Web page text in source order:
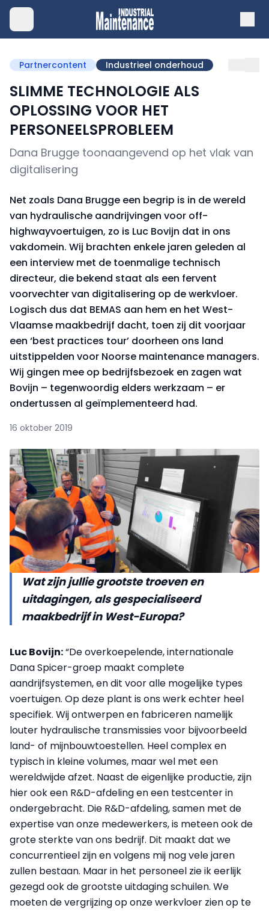
Partnercontent Industrieel onderhoud
SLIMME TECHNOLOGIE ALS
OPLOSSING VOOR HET
PERSONEELSPROBLEEM
Dana Brugge toonaangevend op het vlak van
digitalisering
Net zoals Dana Brugge een begrip is in de wereld
van hydraulische aandrijvingen voor off-
highwayvoertuigen, zo is Luc Bovijn dat in ons
vakdomein. Wij brachten enkele jaren geleden al
een interview met de toenmalige technisch
directeur, die bekend staat als een fervent
voorvechter van digitalisering op de werkvloer.
Logisch dus dat BEMAS aan hem en het West-
Vlaamse maakbedrijf dacht, toen zij dit voorjaar
een ‘best practices tour’ doorheen ons land
uitstippelden voor Noorse maintenance managers.
Wij gingen mee op bedrijfsbezoek en zagen wat
Bovijn – tegenwoordig elders werkzaam – er
ondertussen al geïmplementeerd had.
16 oktober 2019
Wat zijn jullie grootste troeven en
uitdagingen, als gespecialiseerd
maakbedrijf in West-Europa?
Luc Bovijn:“De overkoepelende, internationale
Dana Spicer-groep maakt complete
aandrijfsystemen, en dit voor alle mogelijke types
voertuigen. Op deze plant is ons werk echter heel
specifiek. Wij ontwerpen en fabriceren namelijk
louter hydraulische transmissies voor bijvoorbeeld
land- of mijnbouwtoestellen. Heel complex en
typisch in kleine volumes, maar wel met een
wereldwijde afzet. Naast de eigenlijke productie, zijn
hier ook een R&D-afdeling en een testcenter in
ondergebracht. Die R&D-afdeling, samen met de
expertise van onze medewerkers, is meteen ook de
grote sterkte van ons bedrijf. Dit maakt dat we
concurrentieel zijn en volgens mij nog vele jaren
zullen bestaan. Maar in het personeel zie ik eerlijk
gezegd ook de grootste uitdaging schuilen. We
moeten de vergrijzing op onze werkvloer zien op te